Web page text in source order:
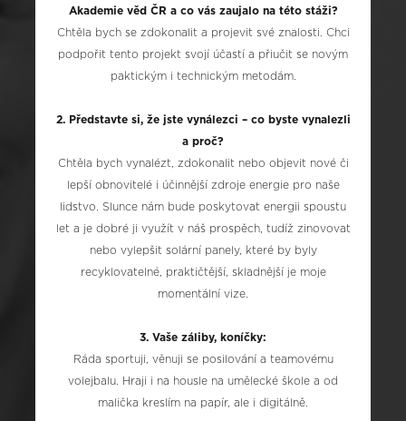
Akademie věd ČR a co vás zaujalo na této stáži?
Chtěla bych se zdokonalit a projevit své znalosti. Chci
podpořit tento projekt svojí účastí a přiučit se novým
paktickým i technickým metodám.
2. Představte si, že jste vynálezci – co byste vynalezli
a proč?
Chtěla bych vynalézt, zdokonalit nebo objevit nové či
lepší obnovitelé i účinnější zdroje energie pro naše
lidstvo. Slunce nám bude poskytovat energii spoustu
let a je dobré ji využít v náš prospěch, tudíž zinovovat
nebo vylepšit solární panely, které by byly
recyklovatelné, praktičtější, skladnější je moje
momentální vize.
3. Vaše záliby, koníčky:
Ráda sportuji, věnuji se posilování a teamovému
volejbalu. Hraji i na housle na umělecké škole a od
malička kreslím na papír, ale i digitálně.